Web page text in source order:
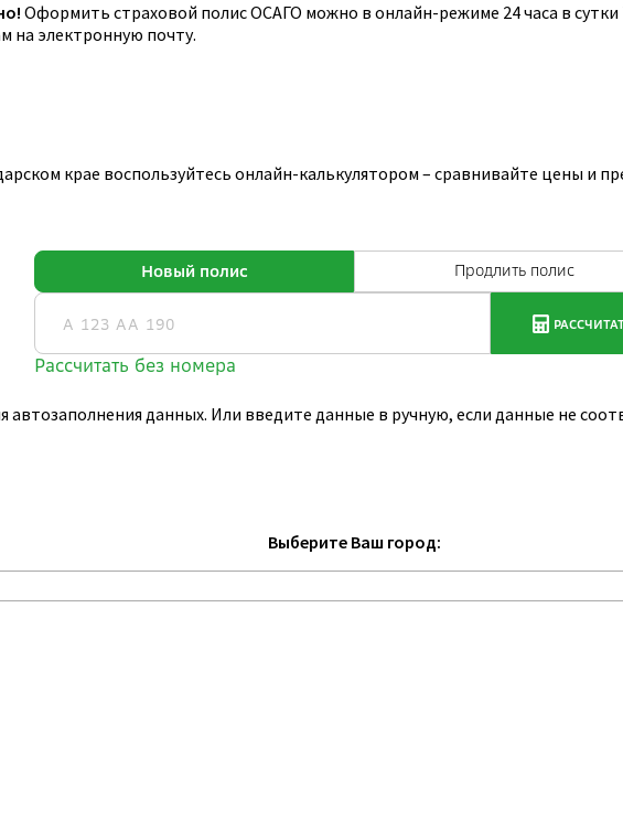
Оформить страховой полис ОСАГО можно в онлайн-режиме 24 часа в
на электронную почту.
крае воспользуйтесь онлайн-калькулятором – сравнивайте цены и
автозаполнения данных. Или введите данные в ручную, если данные не
Выберите Ваш город: